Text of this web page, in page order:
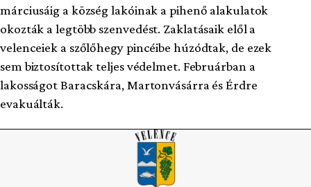
márciusáig a község lakóinak a pihenő alakulatok
okozták a legtöbb szenvedést. Zaklatásaik elől a
velenceiek a szőlőhegy pincéibe húzódtak, de ezek
sem biztosítottak teljes védelmet. Februárban a
lakosságot Baracskára, Martonvásárra és Érdre
evakuálták.